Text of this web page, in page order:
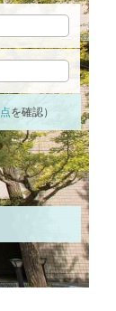
を確認）